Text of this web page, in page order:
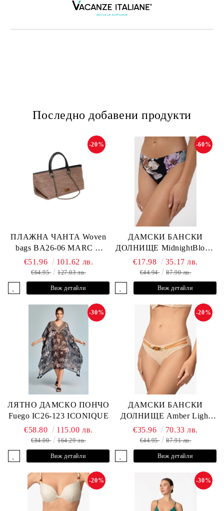
Последно добавени продукти
ПЛАЖНА ЧАНТА Woven
bags BA26-06 MARC &
ANDRE
-20%
€51.96 101.62 лв.
€64.95 127.03 лв.
Виж детайли
ДАМСКИ БАНСКИ
ДОЛНИЩЕ MidnightBloom
L2505-Z-MCR MARC &
ANDRE
-60%
€17.98 35.17 лв.
€44.94 87.90 лв.
Виж детайли
ЛЯТНО ДАМСКО ПОНЧО
Fuego IC26-123 ICONIQUE
-30%
€58.80 115.00 лв.
€84.00 164.29 лв.
Виж детайли
ДАМСКИ БАНСКИ
ДОЛНИЩЕ Amber Light
L2605-Z-MCB MARC &
ANDRE
-20%
€35.96 70.33 лв.
€44.95 87.91 лв.
Виж детайли
-20% -30%